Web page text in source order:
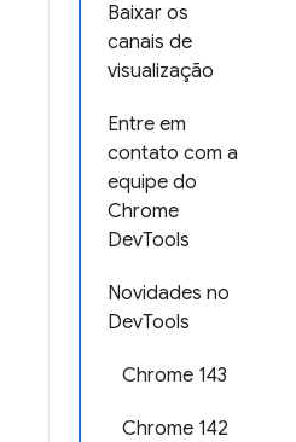
Baixar os
canais de
visualização
Entre em
contato com a
equipe do
Chrome
DevTools
Novidades no
DevTools
Chrome 143
Chrome 142